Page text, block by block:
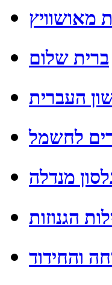
מאושוויץ
ברית שלום
העברית
לחשמל
מנדלה
הגנוזות
והחידוד